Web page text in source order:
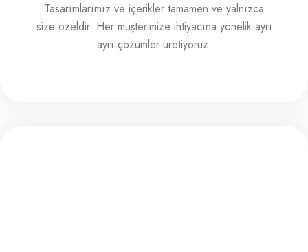
Tasarımlarımız ve içerikler tamamen ve yalnızca
size özeldir. Her müşterimize ihtiyacına yönelik ayrı
ayrı çözümler üretiyoruz.